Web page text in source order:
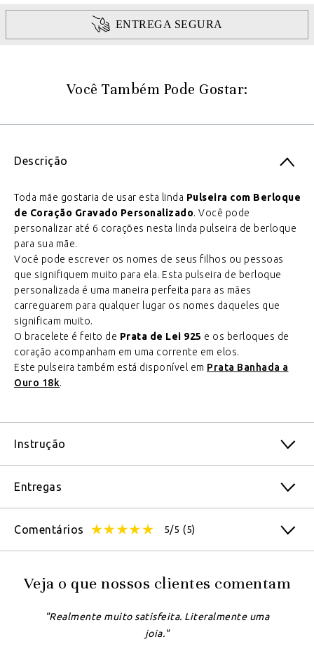
ENTREGA SEGURA
Você Também Pode Gostar:
Descrição
Toda mãe gostaria de usar esta linda Pulseira com Berloque
de Coração Gravado Personalizado. Você pode
personalizar até 6 corações nesta linda pulseira de berloque
para sua mãe.
Você pode escrever os nomes de seus filhos ou pessoas
que signifiquem muito para ela. Esta pulseira de berloque
personalizada é uma maneira perfeita para as mães
carreguarem para qualquer lugar os nomes daqueles que
significam muito.
O bracelete é feito de Prata de Lei 925 e os berloques de
coração acompanham em uma corrente em elos.
Este pulseira também está disponível em Prata Banhada a
Ouro 18k.
Instrução
Entregas
Comentários 5/5 (5)
Veja o que nossos clientes comentam
"Realmente muito satisfeita. Literalmente uma
joia."